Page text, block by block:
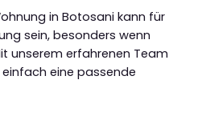
in Botosani kann für
sein, besonders wenn
unserem erfahrenen Team
eine passende